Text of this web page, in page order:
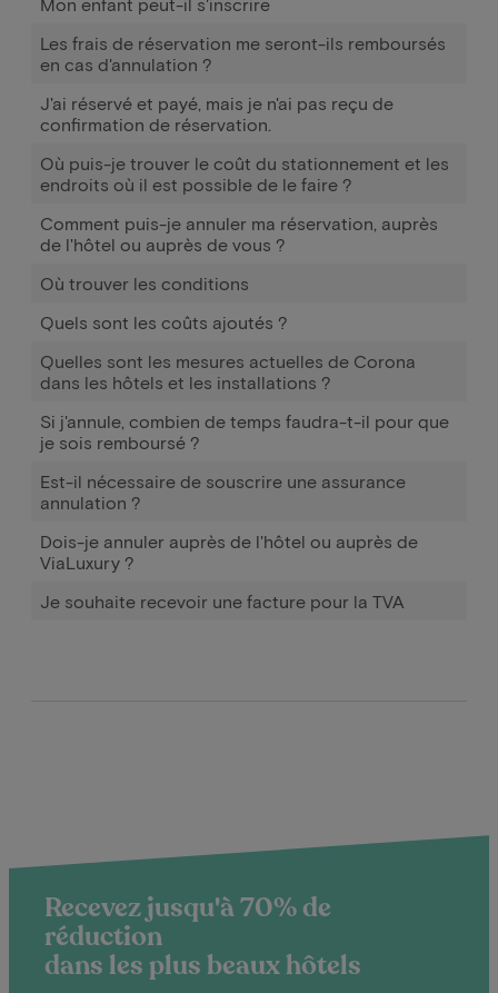
Les frais de réservation me seront-ils remboursés
en cas d'annulation ?
J'ai réservé et payé, mais je n'ai pas reçu de
confirmation de réservation.
Où puis-je trouver le coût du stationnement et les
endroits où il est possible de le faire ?
Comment puis-je annuler ma réservation, auprès
de l'hôtel ou auprès de vous ?
Où trouver les conditions
Quels sont les coûts ajoutés ?
Quelles sont les mesures actuelles de Corona
dans les hôtels et les installations ?
Si j'annule, combien de temps faudra-t-il pour que
je sois remboursé ?
Est-il nécessaire de souscrire une assurance
annulation ?
Dois-je annuler auprès de l'hôtel ou auprès de
ViaLuxury ?
Je souhaite recevoir une facture pour la TVA
Recevez jusqu'à 70% de
réduction
dans les plus beaux hôtels